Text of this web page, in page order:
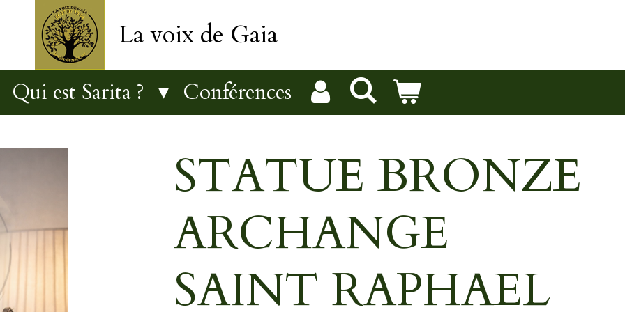
La voix de Gaia
Qui est Sarita ? Conférences
STATUE BRONZE
ARCHANGE
SAINT RAPHAEL